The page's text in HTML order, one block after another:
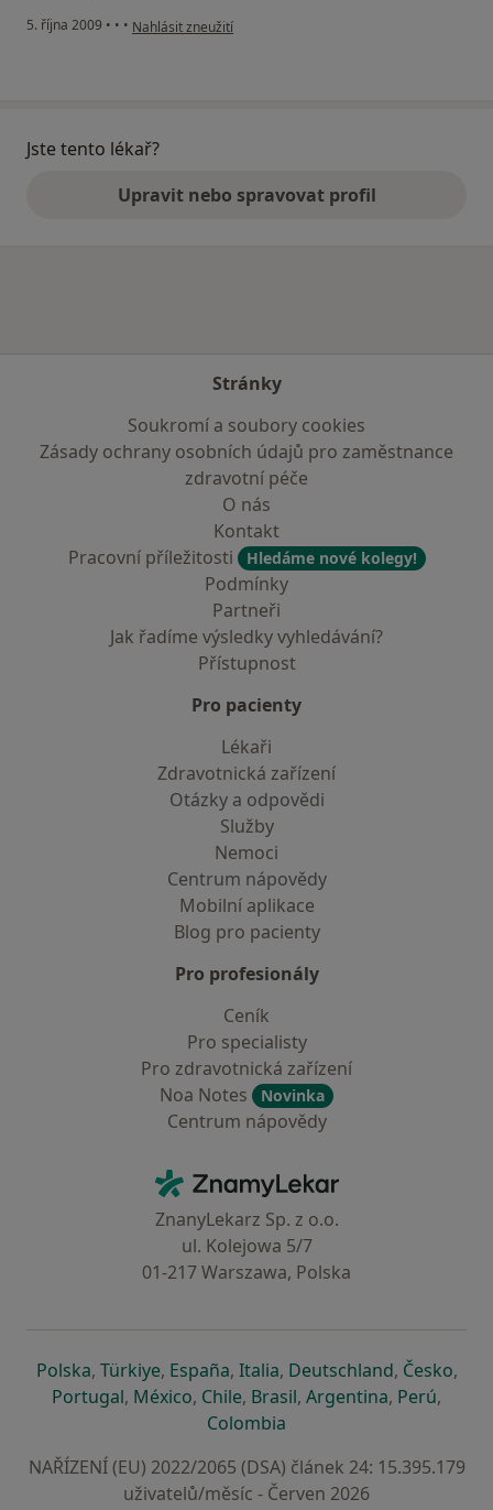
5. října 2009 • • • podle názoru uživatele lucie
Nahlásit zneužití
Jste tento lékař?
Upravit nebo spravovat profil
Stránky
Soukromí a soubory cookies
Zásady ochrany osobních údajů pro zaměstnance
zdravotní péče
O nás
Kontakt
Pracovní příležitosti
Hledáme nové kolegy!
Podmínky
Partneři
Jak řadíme výsledky vyhledávání?
Přístupnost
Pro pacienty
Lékaři
Zdravotnická zařízení
Otázky a odpovědi
Služby
Nemoci
Centrum nápovědy
Mobilní aplikace
Blog pro pacienty
Pro profesionály
Ceník
Pro specialisty
Pro zdravotnická zařízení
Noa Notes
Novinka
Centrum nápovědy
ZnamyLekar - Hlavní stránka
ZnanyLekarz Sp. z o.o.
ul. Kolejowa 5/7
01-217 Warszawa, Polska
Polskase otevře v nové záložce
, Türkiyese otevře v nové záložce
, Españase otevře v nové záložce
, Italiase otevře v nové záložce
, Deutschlandse otevře v
, Českose
,
Portugalse otevře v nové záložce
, Méxicose otevře v nové záložce
, Chilese otevře v nové záložce
, Brasilse otevře v nové
, Argentinase otevře v
, Perúse
,
Colombia
NAŘÍZENÍ (EU) 2022/2065 (DSA) článek 24: 15.395.179
uživatelů/měsíc - Červen 2026